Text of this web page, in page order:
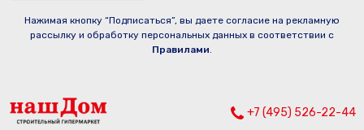
Нажимая кнопку “Подписаться”, вы даете согласие на рекламную
рассылку и обработку персональных данных в соответствии с
Правилами.
+7 (495) 526-22-44